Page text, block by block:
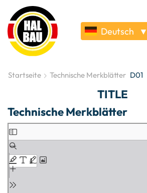
Deutsch ▼
Startseite Technische Merkblätter D01
TITLE
Technische Merkblätter